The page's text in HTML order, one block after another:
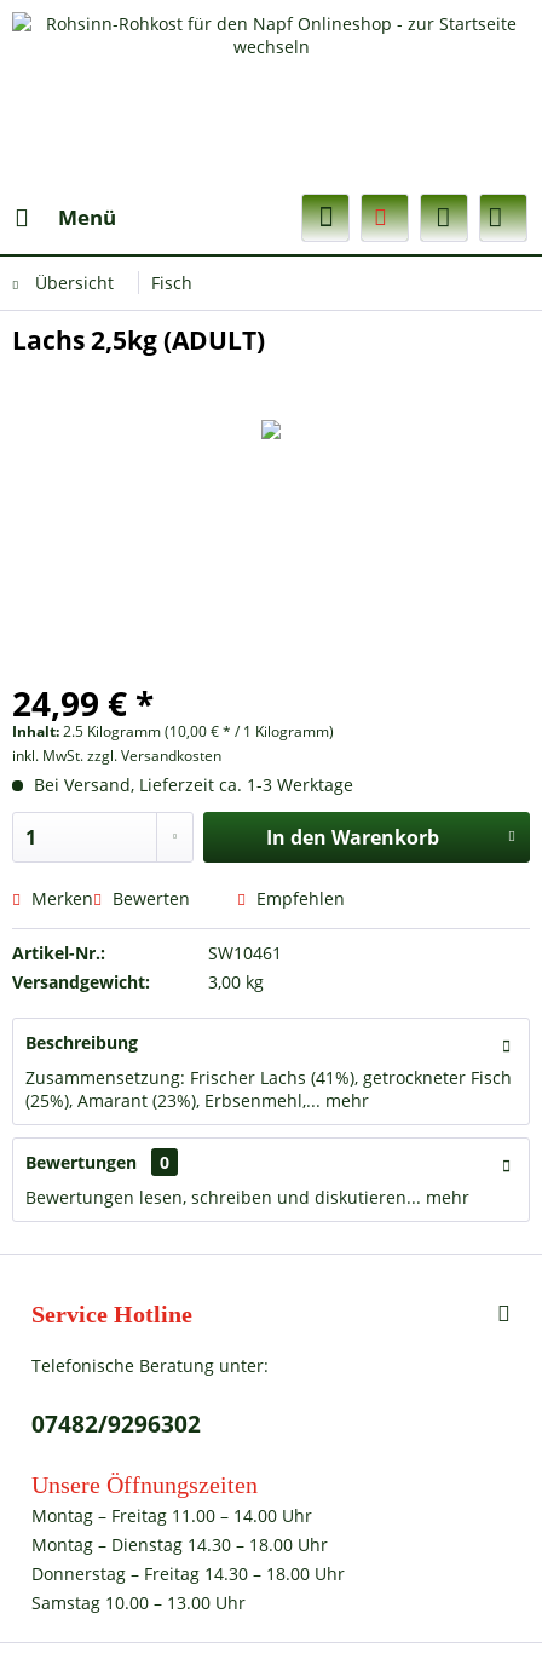
Menü
Übersicht Fisch
Lachs 2,5kg (ADULT)
24,99 € *
Inhalt:2.5 Kilogramm (10,00 € * / 1 Kilogramm)
inkl. MwSt.zzgl. Versandkosten
Bei Versand, Lieferzeit ca. 1-3 Werktage
In den Warenkorb
Merken Bewerten Empfehlen
Artikel-Nr.:
SW10461
Versandgewicht:
3,00 kg
Beschreibung
Zusammensetzung: Frischer Lachs (41%), getrockneter Fisch
(25%), Amarant (23%), Erbsenmehl,... mehr
Bewertungen
0
Bewertungen lesen, schreiben und diskutieren... mehr
Service Hotline
Telefonische Beratung unter:
07482/9296302
Unsere Öffnungszeiten
Montag – Freitag 11.00 – 14.00 Uhr
Montag – Dienstag 14.30 – 18.00 Uhr
Donnerstag – Freitag 14.30 – 18.00 Uhr
Samstag 10.00 – 13.00 Uhr